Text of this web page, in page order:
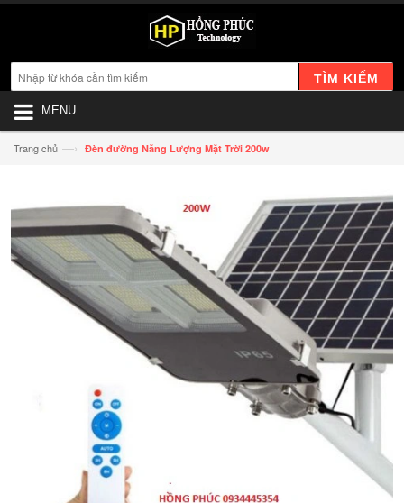
TÌM KIẾM
MENU
Trang chủ —› Đèn đường Năng Lượng Mặt Trời 200w